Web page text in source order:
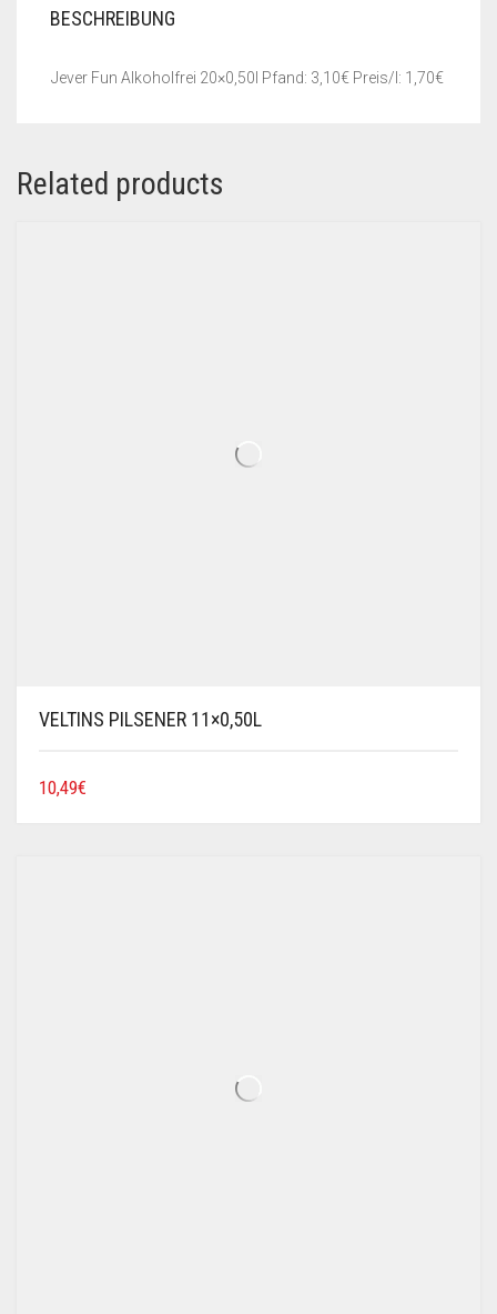
BESCHREIBUNG
Jever Fun Alkoholfrei 20×0,50l Pfand: 3,10€ Preis/l: 1,70€
Related products
VELTINS PILSENER 11×0,50L
10,49€